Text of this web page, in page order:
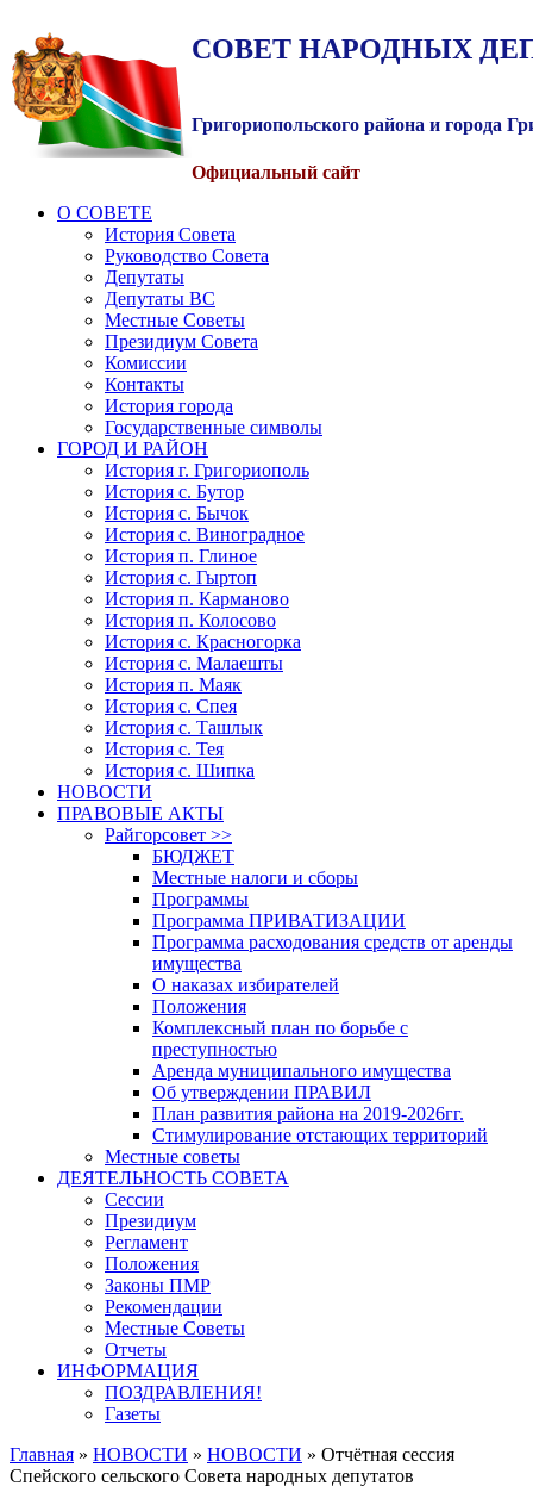
СОВЕТ НАРОДНЫХ
Григориопольского района и города
Официальный сайт
О СОВЕТЕ
История Совета
Руководство Совета
Депутаты
Депутаты ВС
Местные Советы
Президиум Совета
Комиссии
Контакты
История города
Государственные символы
ГОРОД И РАЙОН
История г. Григориополь
История с. Бутор
История с. Бычок
История с. Виноградное
История п. Глиное
История с. Гыртоп
История п. Карманово
История п. Колосово
История с. Красногорка
История с. Малаешты
История п. Маяк
История с. Спея
История с. Ташлык
История с. Тея
История с. Шипка
НОВОСТИ
ПРАВОВЫЕ АКТЫ
Райгорсовет >>
БЮДЖЕТ
Местные налоги и сборы
Программы
Программа ПРИВАТИЗАЦИИ
Программа расходования средств от аренды
имущества
О наказах избирателей
Положения
Комплексный план по борьбе с
преступностью
Аренда муниципального имущества
Об утверждении ПРАВИЛ
План развития района на 2019-2026гг.
Стимулирование отстающих территорий
Местные советы
ДЕЯТЕЛЬНОСТЬ СОВЕТА
Сессии
Президиум
Регламент
Положения
Законы ПМР
Рекомендации
Местные Советы
Отчеты
ИНФОРМАЦИЯ
ПОЗДРАВЛЕНИЯ!
Газеты
Главная » НОВОСТИ » НОВОСТИ » Отчётная сессия
Спейского сельского Совета народных депутатов